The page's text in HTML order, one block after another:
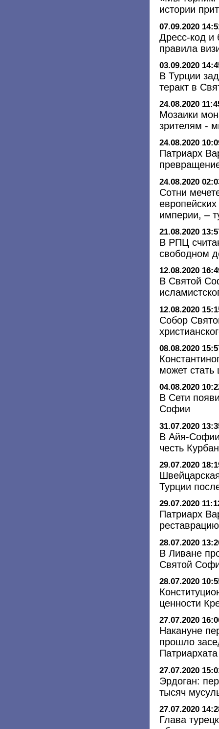
истории
07.09.2020
Дресс-код и
правила
03.09.2020
В Турции
теракт в
24.08.2020
Мозаики
зрителям -
24.08.2020
Патриарх
24.08.2020
Сотни
империи, –
21.08.2020
В РПЦ
свободном
12.08.2020
В Святой
12.08.2020
Собор
08.08.2020
может стать
04.08.2020
В Сети
Софии
31.07.2020
В Айя-
честь
29.07.2020
Турции
29.07.2020
Патриарх
28.07.2020
В Ливане
Святой
28.07.2020
ценности
27.07.2020
Накануне
прошло
Патриархата
27.07.2020
Эрдоган:
тысяч
27.07.2020
Глава